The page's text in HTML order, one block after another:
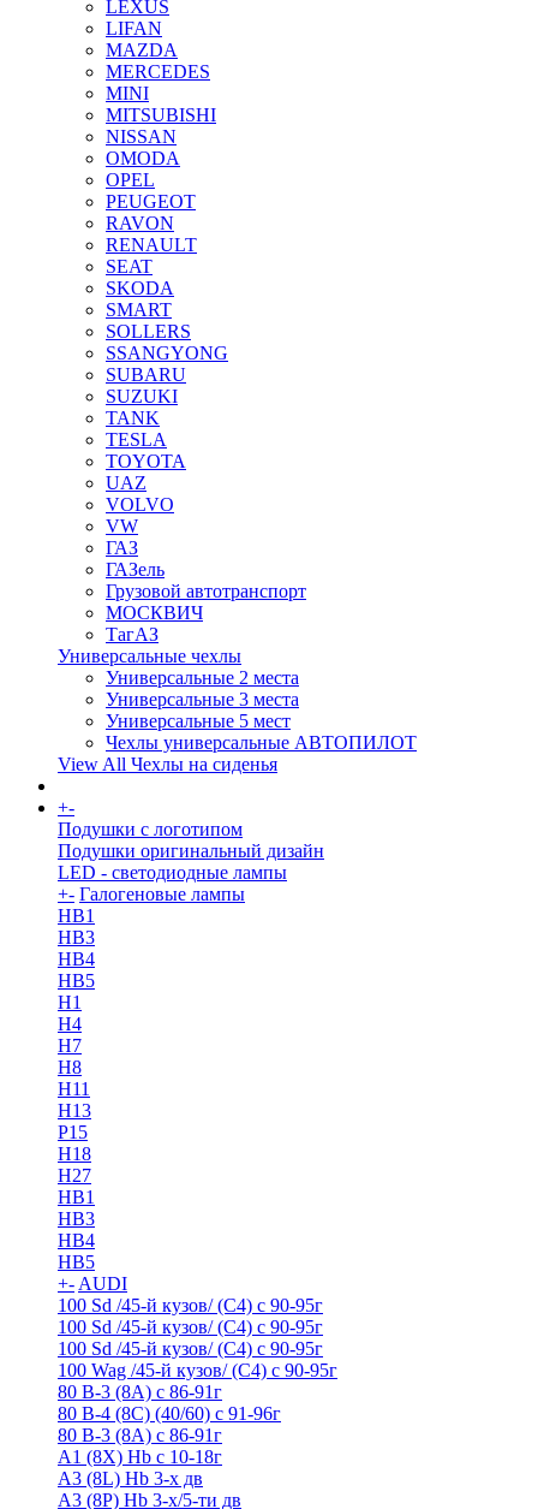
LEXUS
LIFAN
MAZDA
MERCEDES
MINI
MITSUBISHI
NISSAN
OMODA
OPEL
PEUGEOT
RAVON
RENAULT
SEAT
SKODA
SMART
SOLLERS
SSANGYONG
SUBARU
SUZUKI
TANK
TESLA
TOYOTA
UAZ
VOLVO
VW
ГАЗ
ГАЗель
Грузовой автотранспорт
МОСКВИЧ
ТагАЗ
Универсальные чехлы
Универсальные 2 места
Универсальные 3 места
Универсальные 5 мест
Чехлы универсальные АВТОПИЛОТ
View All Чехлы на сиденья
+-
Подушки с логотипом
Подушки оригинальный дизайн
LED - светодиодные лампы
+- Галогеновые лампы
HB1
HB3
HB4
HB5
H1
H4
H7
H8
H11
H13
Р15
H18
H27
HB1
HB3
HB4
HB5
+- AUDI
100 Sd /45-й кузов/ (С4) с 90-95г
100 Sd /45-й кузов/ (С4) с 90-95г
100 Sd /45-й кузов/ (С4) с 90-95г
100 Wag /45-й кузов/ (С4) с 90-95г
80 B-3 (8A) с 86-91г
80 B-4 (8С) (40/60) с 91-96г
80 В-3 (8А) с 86-91г
A1 (8X) Hb с 10-18г
A3 (8L) Hb 3-х дв
A3 (8P) Hb 3-х/5-ти дв